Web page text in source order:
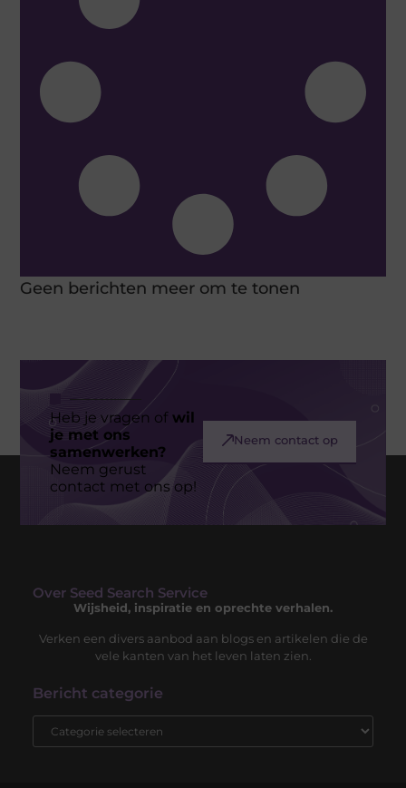
Geen berichten meer om te tonen
Heb je vragen ofwil
je met ons
samenwerken?
Neem gerust
contact met ons op!
Neem contact op
Over Seed Search Service
Wijsheid, inspiratie en oprechte verhalen.
Verken een divers aanbod aan blogs en artikelen die de
vele kanten van het leven laten zien.
Bericht categorie